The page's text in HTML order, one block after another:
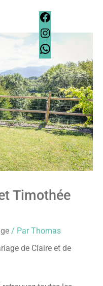
Timothée
/ ParThomas
de Claire et de